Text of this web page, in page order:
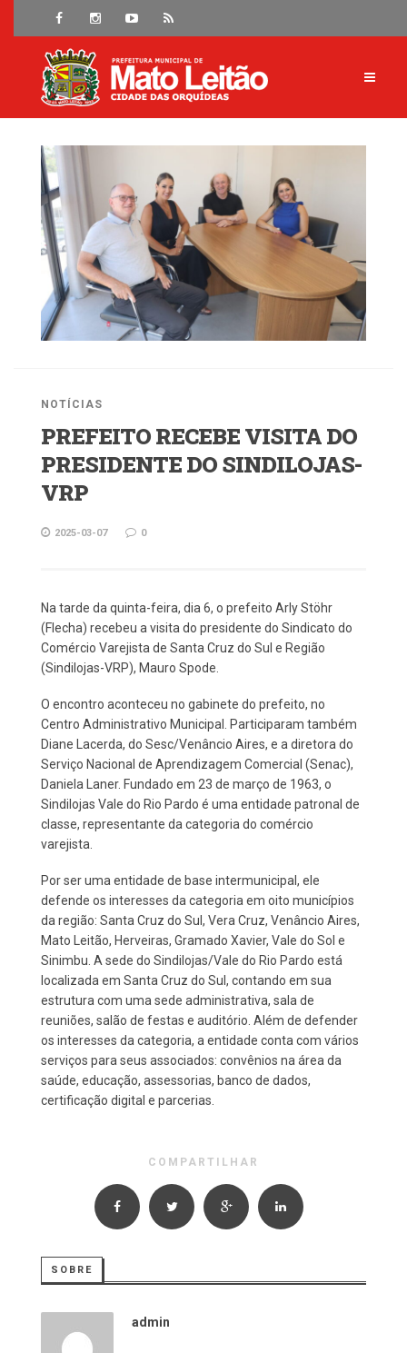
NOTÍCIAS
PREFEITO RECEBE VISITA DO
PRESIDENTE DO SINDILOJAS-
VRP
2025-03-07 0
Na tarde da quinta-feira, dia 6, o prefeito Arly Stöhr
(Flecha) recebeu a visita do presidente do Sindicato do
Comércio Varejista de Santa Cruz do Sul e Região
(Sindilojas-VRP), Mauro Spode.
O encontro aconteceu no gabinete do prefeito, no
Centro Administrativo Municipal. Participaram também
Diane Lacerda, do Sesc/Venâncio Aires, e a diretora do
Serviço Nacional de Aprendizagem Comercial (Senac),
Daniela Laner. Fundado em 23 de março de 1963, o
Sindilojas Vale do Rio Pardo é uma entidade patronal de
classe, representante da categoria do comércio
varejista.
Por ser uma entidade de base intermunicipal, ele
defende os interesses da categoria em oito municípios
da região: Santa Cruz do Sul, Vera Cruz, Venâncio Aires,
Mato Leitão, Herveiras, Gramado Xavier, Vale do Sol e
Sinimbu. A sede do Sindilojas/Vale do Rio Pardo está
localizada em Santa Cruz do Sul, contando em sua
estrutura com uma sede administrativa, sala de
reuniões, salão de festas e auditório. Além de defender
os interesses da categoria, a entidade conta com vários
serviços para seus associados: convênios na área da
saúde, educação, assessorias, banco de dados,
certificação digital e parcerias.
COMPARTILHAR
SOBRE
admin